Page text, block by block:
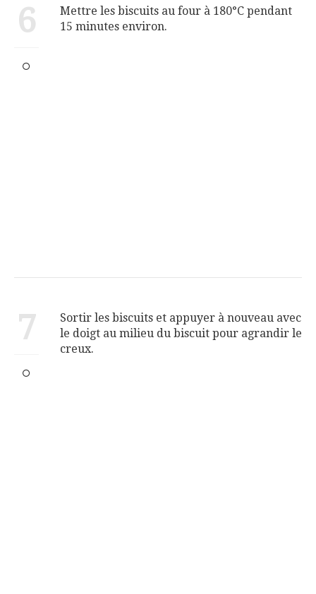
6
Mettre les biscuits au four à 180°C pendant
15 minutes environ.
7
Sortir les biscuits et appuyer à nouveau avec
le doigt au milieu du biscuit pour agrandir le
creux.